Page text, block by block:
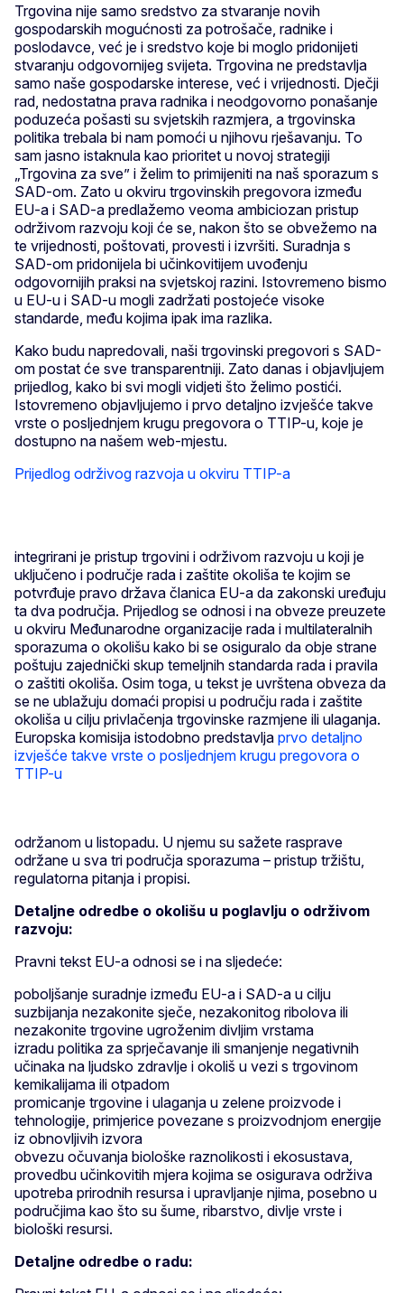
Trgovina nije samo sredstvo za stvaranje novih
gospodarskih mogućnosti za potrošače, radnike i
poslodavce, već je i sredstvo koje bi moglo pridonijeti
stvaranju odgovornijeg svijeta. Trgovina ne predstavlja
samo naše gospodarske interese, već i vrijednosti. Dječji
rad, nedostatna prava radnika i neodgovorno ponašanje
poduzeća pošasti su svjetskih razmjera, a trgovinska
politika trebala bi nam pomoći u njihovu rješavanju. To
sam jasno istaknula kao prioritet u novoj strategiji
„Trgovina za sve” i želim to primijeniti na naš sporazum s
SAD-om. Zato u okviru trgovinskih pregovora između
EU-a i SAD-a predlažemo veoma ambiciozan pristup
održivom razvoju koji će se, nakon što se obvežemo na
te vrijednosti, poštovati, provesti i izvršiti. Suradnja s
SAD-om pridonijela bi učinkovitijem uvođenju
odgovornijih praksi na svjetskoj razini. Istovremeno bismo
u EU-u i SAD-u mogli zadržati postojeće visoke
standarde, među kojima ipak ima razlika.
Kako budu napredovali, naši trgovinski pregovori s SAD-
om postat će sve transparentniji. Zato danas i objavljujem
prijedlog, kako bi svi mogli vidjeti što želimo postići.
Istovremeno objavljujemo i prvo detaljno izvješće takve
vrste o posljednjem krugu pregovora o TTIP-u, koje je
dostupno na našem web-mjestu.
Prijedlog održivog razvoja u okviru TTIP-a
integrirani je pristup trgovini i održivom razvoju u koji je
uključeno i područje rada i zaštite okoliša te kojim se
potvrđuje pravo država članica EU-a da zakonski uređuju
ta dva područja. Prijedlog se odnosi i na obveze preuzete
u okviru Međunarodne organizacije rada i multilateralnih
sporazuma o okolišu kako bi se osiguralo da obje strane
poštuju zajednički skup temeljnih standarda rada i pravila
o zaštiti okoliša. Osim toga, u tekst je uvrštena obveza da
se ne ublažuju domaći propisi u području rada i zaštite
okoliša u cilju privlačenja trgovinske razmjene ili ulaganja.
Europska komisija istodobno predstavlja prvo detaljno
izvješće takve vrste o posljednjem krugu pregovora o
TTIP-u
održanom u listopadu. U njemu su sažete rasprave
održane u sva tri područja sporazuma – pristup tržištu,
regulatorna pitanja i propisi.
Detaljne odredbe o okolišu u poglavlju o održivom
razvoju:
Pravni tekst EU-a odnosi se i na sljedeće:
poboljšanje suradnje između EU-a i SAD-a u cilju
suzbijanja nezakonite sječe, nezakonitog ribolova ili
nezakonite trgovine ugroženim divljim vrstama
izradu politika za sprječavanje ili smanjenje negativnih
učinaka na ljudsko zdravlje i okoliš u vezi s trgovinom
kemikalijama ili otpadom
promicanje trgovine i ulaganja u zelene proizvode i
tehnologije, primjerice povezane s proizvodnjom energije
iz obnovljivih izvora
obvezu očuvanja biološke raznolikosti i ekosustava,
provedbu učinkovitih mjera kojima se osigurava održiva
upotreba prirodnih resursa i upravljanje njima, posebno u
područjima kao što su šume, ribarstvo, divlje vrste i
biološki resursi.
Detaljne odredbe o radu: